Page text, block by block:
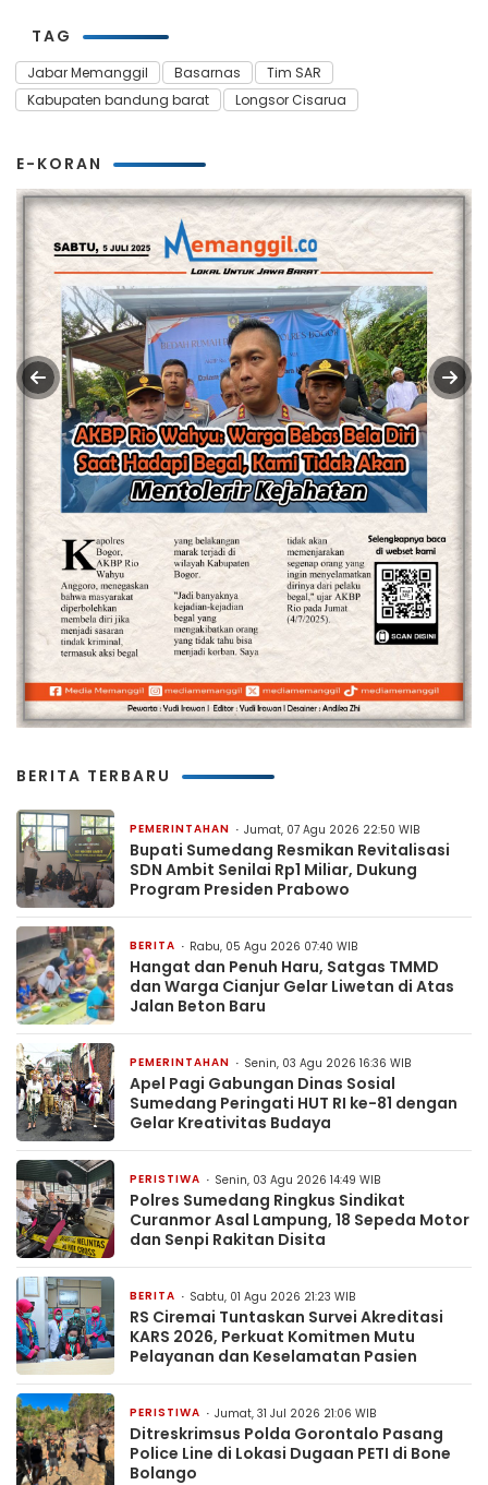
TAG
Jabar Memanggil Basarnas
Tim SAR
Kabupaten bandung barat
Longsor Cisarua
E-KORAN
BERITA TERBARU
PEMERINTAHAN Jumat, 07 Agu 2026 22:50 WIB
Bupati Sumedang Resmikan Revitalisasi
SDN Ambit Senilai Rp1 Miliar, Dukung
Program Presiden Prabowo
BERITA Rabu, 05 Agu 2026 07:40 WIB
Hangat dan Penuh Haru, Satgas TMMD
dan Warga Cianjur Gelar Liwetan di Atas
Jalan Beton Baru
PEMERINTAHAN Senin, 03 Agu 2026 16:36 WIB
Apel Pagi Gabungan Dinas Sosial
Sumedang Peringati HUT RI ke-81 dengan
Gelar Kreativitas Budaya
PERISTIWA Senin, 03 Agu 2026 14:49 WIB
Polres Sumedang Ringkus Sindikat
Curanmor Asal Lampung, 18 Sepeda Motor
dan Senpi Rakitan Disita
BERITA Sabtu, 01 Agu 2026 21:23 WIB
RS Ciremai Tuntaskan Survei Akreditasi
KARS 2026, Perkuat Komitmen Mutu
Pelayanan dan Keselamatan Pasien
PERISTIWA Jumat, 31 Jul 2026 21:06 WIB
Ditreskrimsus Polda Gorontalo Pasang
Police Line di Lokasi Dugaan PETI di Bone
Bolango